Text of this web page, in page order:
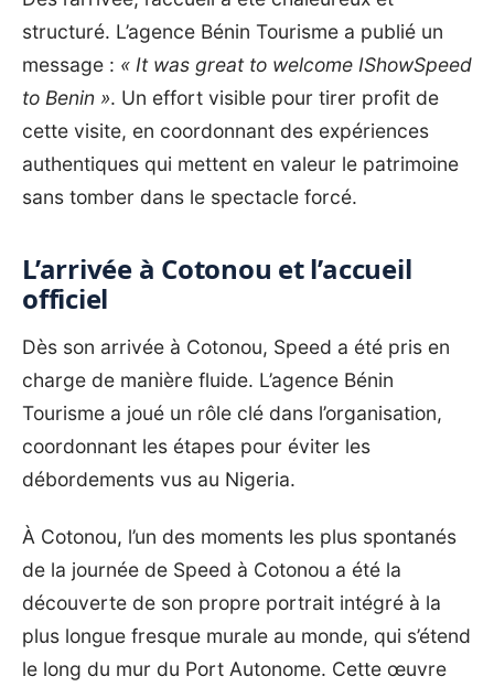
structuré. L’agence Bénin Tourisme a publié un
message : « It was great to welcome IShowSpeed
to Benin ». Un effort visible pour tirer profit de
cette visite, en coordonnant des expériences
authentiques qui mettent en valeur le patrimoine
sans tomber dans le spectacle forcé.
L’arrivée à Cotonou et l’accueil
officiel
Dès son arrivée à Cotonou, Speed a été pris en
charge de manière fluide. L’agence Bénin
Tourisme a joué un rôle clé dans l’organisation,
coordonnant les étapes pour éviter les
débordements vus au Nigeria.
À Cotonou, l’un des moments les plus spontanés
de la journée de Speed à Cotonou a été la
découverte de son propre portrait intégré à la
plus longue fresque murale au monde, qui s’étend
le long du mur du Port Autonome. Cette œuvre